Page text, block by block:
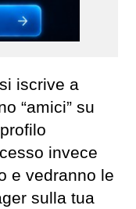
iscrive a
“amici” su
invece
e vedranno le
sulla tua